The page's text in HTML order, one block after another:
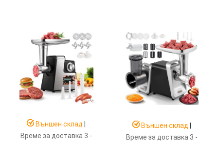
Външен склад
Време за доставка 3 -
Външен склад
Време за доставка 3 -